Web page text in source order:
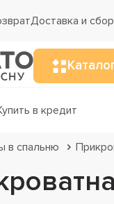
Доставка и
в кредит
в спальню